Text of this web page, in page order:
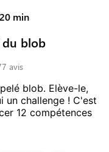
min
du blob
avis
blob. Elève-le,
un challenge ! C'est
12 compétences